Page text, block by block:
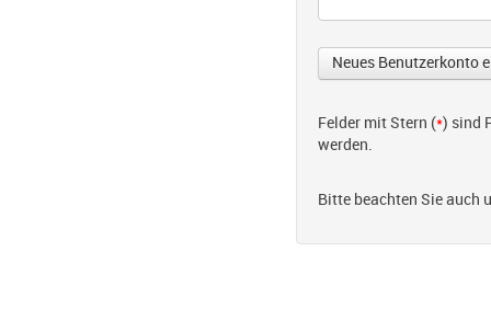
Felder mit Stern (*) sind
werden.
Bitte beachten Sie auch